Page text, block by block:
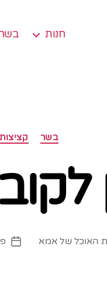
חנות
בשר קציצות
האוכל של אמא